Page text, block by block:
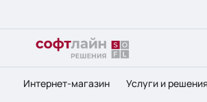
Интернет-магазин Услуги и решения